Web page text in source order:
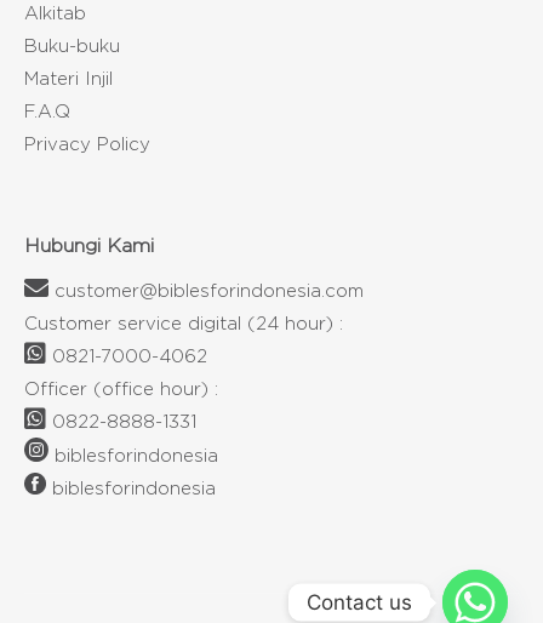
Alkitab
Buku-buku
Materi Injil
F.A.Q
Privacy Policy
Hubungi Kami
customer@biblesforindonesia.com
Customer service digital (24 hour) :
0821-7000-4062
Officer (office hour) :
0822-8888-1331
biblesforindonesia
biblesforindonesia
Contact us